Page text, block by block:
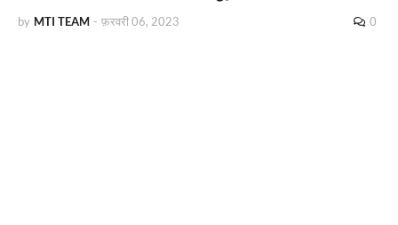
by MTI TEAM - फ़रवरी 06, 2023 0